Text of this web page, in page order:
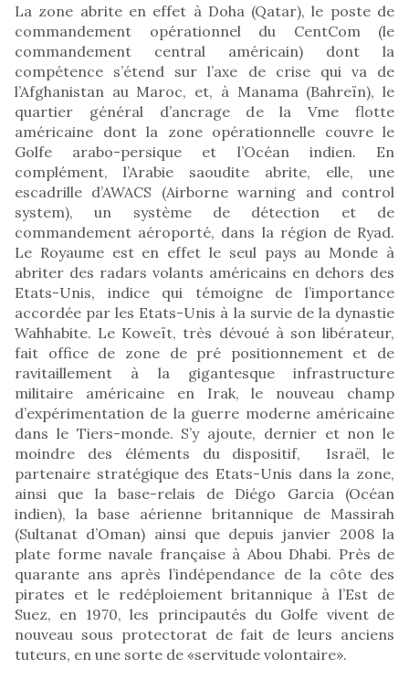
La zone abrite en effet à Doha (Qatar), le poste de
commandement opérationnel du CentCom (le
commandement central américain) dont la
compétence s’étend sur l’axe de crise qui va de
l’Afghanistan au Maroc, et, à Manama (Bahreïn), le
quartier général d’ancrage de la Vme flotte
américaine dont la zone opérationnelle couvre le
Golfe arabo-persique et l’Océan indien. En
complément, l’Arabie saoudite abrite, elle, une
escadrille d’AWACS (Airborne warning and control
system), un système de détection et de
commandement aéroporté, dans la région de Ryad.
Le Royaume est en effet le seul pays au Monde à
abriter des radars volants américains en dehors des
Etats-Unis, indice qui témoigne de l’importance
accordée par les Etats-Unis à la survie de la dynastie
Wahhabite. Le Koweït, très dévoué à son libérateur,
fait office de zone de pré positionnement et de
ravitaillement à la gigantesque infrastructure
militaire américaine en Irak, le nouveau champ
d’expérimentation de la guerre moderne américaine
dans le Tiers-monde. S’y ajoute, dernier et non le
moindre des éléments du dispositif, Israël, le
partenaire stratégique des Etats-Unis dans la zone,
ainsi que la base-relais de Diégo Garcia (Océan
indien), la base aérienne britannique de Massirah
(Sultanat d’Oman) ainsi que depuis janvier 2008 la
plate forme navale française à Abou Dhabi. Près de
quarante ans après l’indépendance de la côte des
pirates et le redéploiement britannique à l’Est de
Suez, en 1970, les principautés du Golfe vivent de
nouveau sous protectorat de fait de leurs anciens
tuteurs, en une sorte de «servitude volontaire».